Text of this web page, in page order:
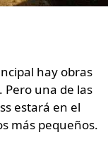
hay obras
una de las
estará en el
más pequeños.